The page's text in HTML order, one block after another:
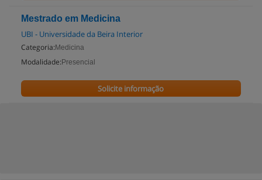
Mestrado em Medicina
UBI - Universidade da Beira Interior
Categoria: Medicina
Modalidade: Presencial
Solicite informação